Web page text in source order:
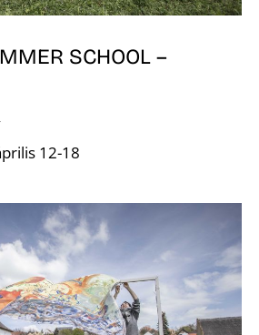
SCHOOL –
12-18